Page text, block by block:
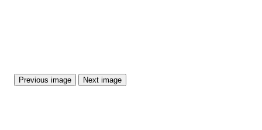
Previous image Next image